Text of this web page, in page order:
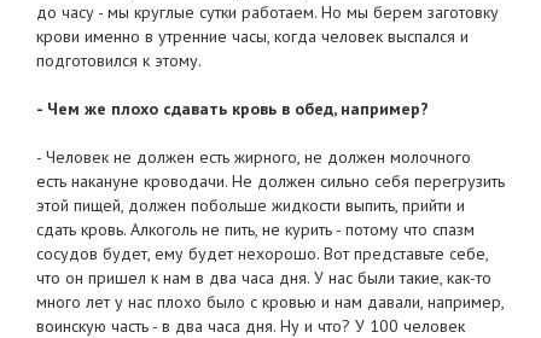
до часу - мы круглые сутки работаем. Но мы берем заготовку
крови именно в утренние часы, когда человек выспался и
подготовился к этому.
- Чем же плохо сдавать кровь в обед, например?
- Человек не должен есть жирного, не должен молочного
есть накануне кроводачи. Не должен сильно себя перегрузить
этой пищей, должен побольше жидкости выпить, прийти и
сдать кровь. Алкоголь не пить, не курить - потому что спазм
сосудов будет, ему будет нехорошо. Вот представьте себе,
что он пришел к нам в два часа дня. У нас были такие, как-то
много лет у нас плохо было с кровью и нам давали, например,
воинскую часть - в два часа дня. Ну и что? У 100 человек